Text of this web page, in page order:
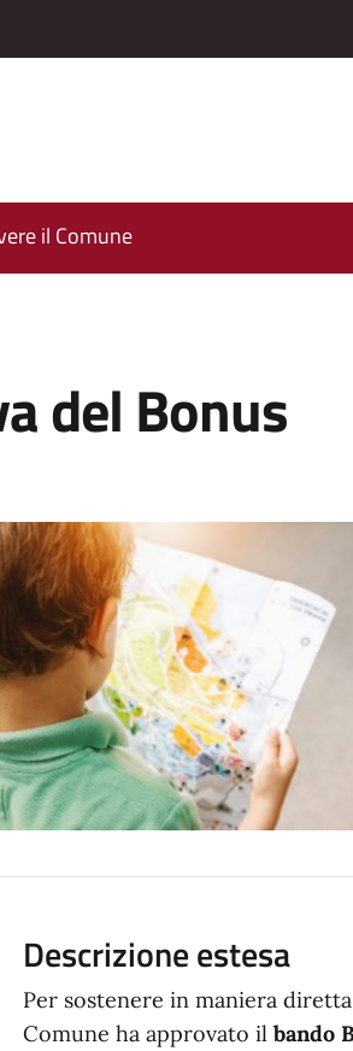
il Comune
del Bonus
Descrizione estesa
Per sostenere in maniera
Comune ha approvato il bando